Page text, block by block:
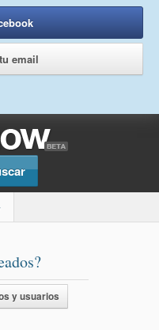
email
y usuarios